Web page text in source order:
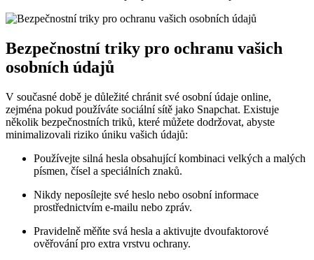
Bezpečnostní triky pro ochranu vašich
osobních údajů
V současné době je důležité chránit své osobní údaje online,
zejména pokud používáte sociální sítě jako Snapchat. Existuje
několik bezpečnostních triků, které můžete dodržovat, abyste
minimalizovali riziko úniku vašich údajů:
Používejte silná hesla obsahující kombinaci velkých a malých
písmen, čísel a speciálních znaků.
Nikdy neposílejte své heslo nebo osobní informace
prostřednictvím e-mailu nebo zpráv.
Pravidelně měňte svá hesla a aktivujte dvoufaktorové
ověřování pro extra vrstvu ochrany.